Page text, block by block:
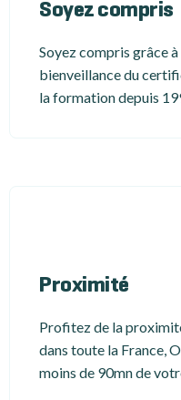
Soyez compris
Soyez compris grâce
bienveillance du
la formation depuis
Proximité
Profitez de la
dans toute la France,
moins de 90mn de